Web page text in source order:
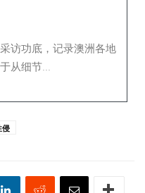
访功底，记录澳洲各地
从细节...
侵